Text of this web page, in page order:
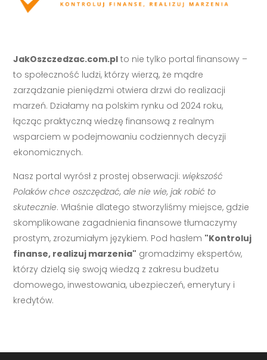
JakOszczedzac.com.pl to nie tylko portal finansowy –
to społeczność ludzi, którzy wierzą, że mądre
zarządzanie pieniędzmi otwiera drzwi do realizacji
marzeń. Działamy na polskim rynku od 2024 roku,
łącząc praktyczną wiedzę finansową z realnym
wsparciem w podejmowaniu codziennych decyzji
ekonomicznych.
Nasz portal wyrósł z prostej obserwacji: większość
Polaków chce oszczędzać, ale nie wie, jak robić to
skutecznie. Właśnie dlatego stworzyliśmy miejsce, gdzie
skomplikowane zagadnienia finansowe tłumaczymy
prostym, zrozumiałym językiem. Pod hasłem "Kontroluj
finanse, realizuj marzenia" gromadzimy ekspertów,
którzy dzielą się swoją wiedzą z zakresu budżetu
domowego, inwestowania, ubezpieczeń, emerytury i
kredytów.